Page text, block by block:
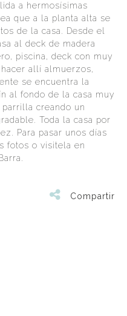
a hermosísimas
que a la planta alta se
de la casa. Desde el
al deck de madera
piscina, deck con muy
allí almuerzos,
se encuentra la
al fondo de la casa muy
creando un
Toda la casa por
Para pasar unos días
fotos o visitela en
Compartir